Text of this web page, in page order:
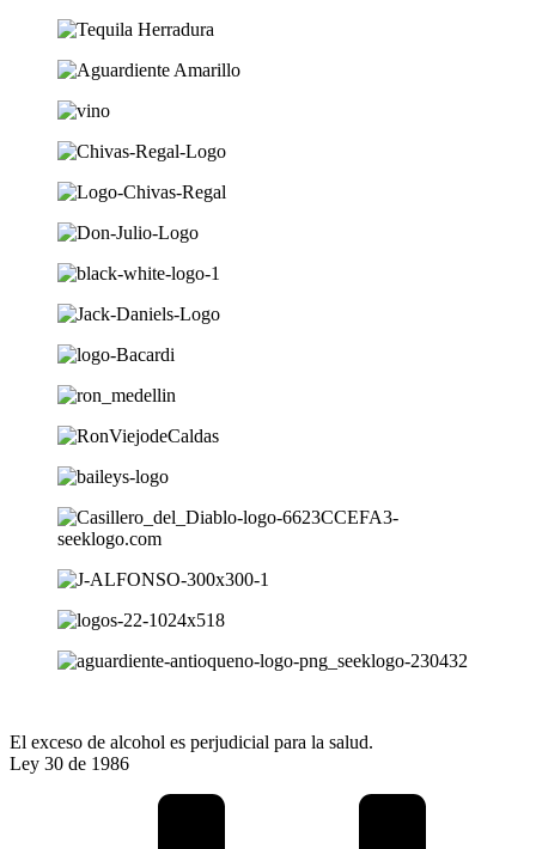
El exceso de alcohol es perjudicial para la salud.
Ley 30 de 1986